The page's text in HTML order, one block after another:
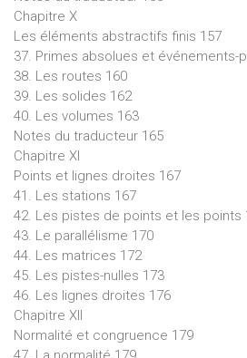
Chapitre X
Les éléments abstractifs finis 157
37. Primes absolues et événements-
38. Les routes 160
39. Les solides 162
40. Les volumes 163
Notes du traducteur 165
Chapitre XI
Points et lignes droites 167
41. Les stations 167
42. Les pistes de points et les points
43. Le parallélisme 170
44. Les matrices 172
45. Les pistes-nulles 173
46. Les lignes droites 176
Chapitre XII
Normalité et congruence 179